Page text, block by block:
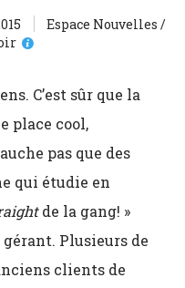
Espace Nouvelles /
C’est sûr que la
place cool,
pas que des
qui étudie en
de la gang! »
gérant. Plusieurs de
clients de